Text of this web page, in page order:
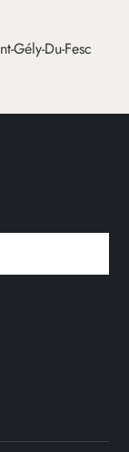
Gély-Du-Fesc